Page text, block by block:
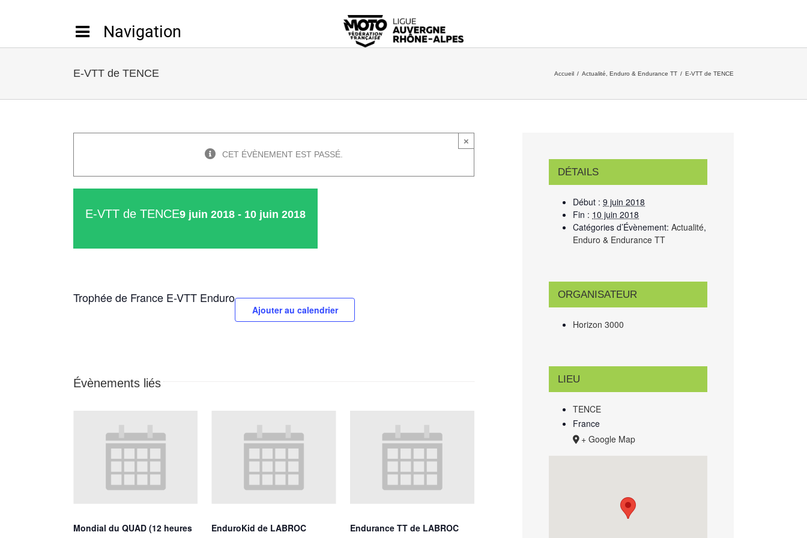
E-VTT de TENCE Accueil / Actualité Enduro & Endurance TT / E-VTT de TENCE
×
CET ÉVÈNEMENT EST PASSÉ.
E-VTT de TENCE9 juin 2018 - 10 juin 2018
Trophée de France E-VTT Enduro
Ajouter au calendrier
Évènements liés
Mondial du QUAD (12 heures
EnduroKid de LABROC Endurance TT de LABROC
DÉTAILS
Début : 9 juin 2018
Fin : 10 juin 2018
Catégories d’Évènement: Actualité,
Enduro & Endurance TT
ORGANISATEUR
Horizon 3000
LIEU
TENCE
France
+ Google Map